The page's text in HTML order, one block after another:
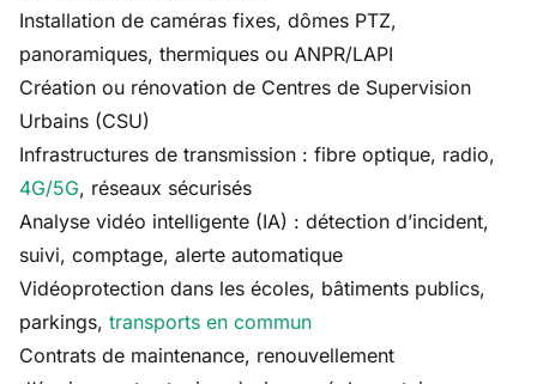
Installation de caméras fixes, dômes PTZ,
panoramiques, thermiques ou ANPR/LAPI
Création ou rénovation de Centres de Supervision
Urbains (CSU)
Infrastructures de transmission : fibre optique, radio,
4G/5G, réseaux sécurisés
Analyse vidéo intelligente (IA) : détection d’incident,
suivi, comptage, alerte automatique
Vidéoprotection dans les écoles, bâtiments publics,
parkings, transports en commun
Contrats de maintenance, renouvellement